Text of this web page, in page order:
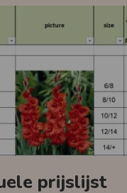
prijslijst